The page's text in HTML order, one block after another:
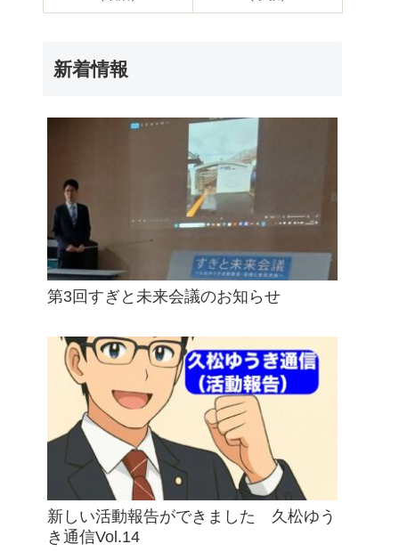
新着情報
第3回すぎと未来会議のお知らせ
新しい活動報告ができました 久松ゆう
き通信Vol.14